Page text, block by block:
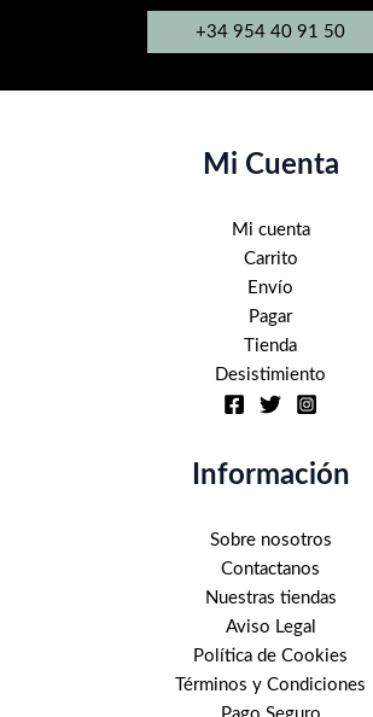
+34 954 40 91 50
Mi Cuenta
Mi cuenta
Carrito
Envío
Pagar
Tienda
Desistimiento
Información
Sobre nosotros
Contactanos
Nuestras tiendas
Aviso Legal
Política de Cookies
Términos y Condiciones